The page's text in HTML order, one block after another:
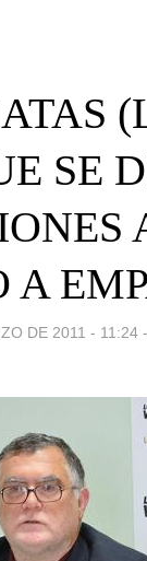
SE
DE 2011 - 11:24 -